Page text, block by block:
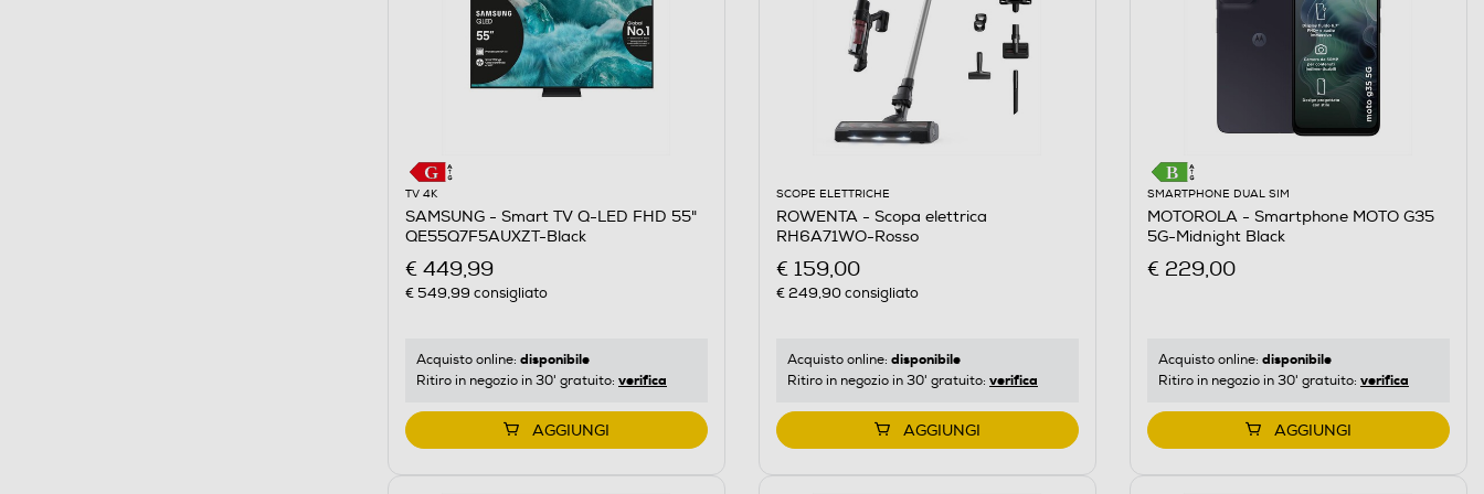
TV 4K
SAMSUNG - Smart TV Q-LED FHD 55"
QE55Q7F5AUXZT-Black
€ 449,99
€ 549,99 consigliato
Acquisto online: disponibile
Ritiro in negozio in 30' gratuito: verifica
AGGIUNGI
SCOPE ELETTRICHE
ROWENTA - Scopa elettrica
RH6A71WO-Rosso
€ 159,00
€ 249,90consigliato
Acquisto online: disponibile
Ritiro in negozio in 30' gratuito: verifica
AGGIUNGI
SMARTPHONE DUAL SIM
MOTOROLA - Smartphone MOTO G35
5G-Midnight Black
€ 229,00
Acquisto online: disponibile
Ritiro in negozio in 30' gratuito: verifica
AGGIUNGI